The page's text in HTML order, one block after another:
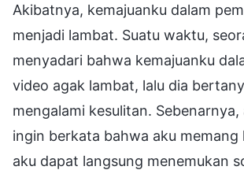
Akibatnya, kemajuanku dalam
menjadi lambat. Suatu waktu,
menyadari bahwa kemajuanku
video agak lambat, lalu dia
mengalami kesulitan. Sebenarnya,
ingin berkata bahwa aku memang
aku dapat langsung menemukan